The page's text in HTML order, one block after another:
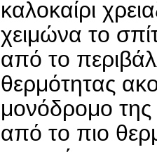
καλοκαίρι
χειμώνα το
από το
θερμότητας
μονόδρομο της
από το πιο